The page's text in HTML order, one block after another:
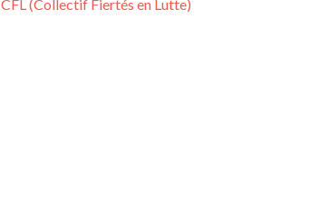
CFL (Collectif Fiertés en Lutte)